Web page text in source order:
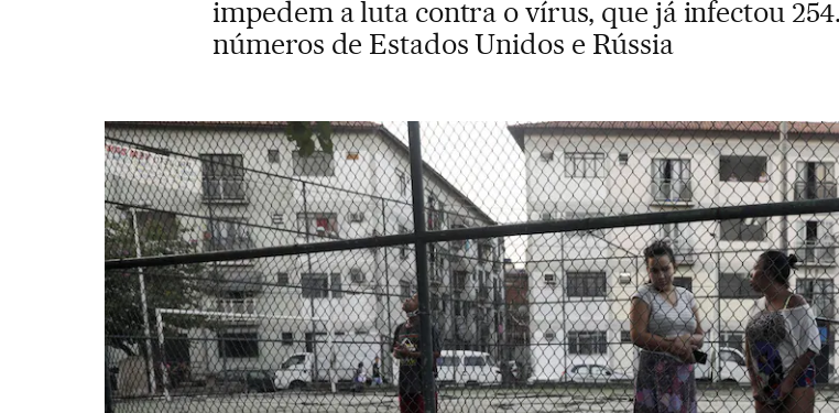
impedem a luta contra o vírus, que já infectou
números de Estados Unidos e Rússia